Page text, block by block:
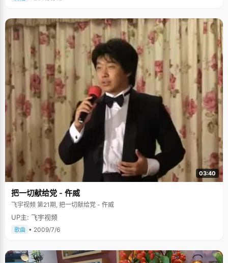
03:40
把一切献给党 - 仵威
飞宇视频 第21期, 把一切献给党 - 仵威
UP主: 飞宇视频
歌曲 • 2009/7/6